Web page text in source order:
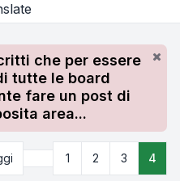
che per essere
tutte le board
fare un post di
area...
Precedente
1 2 3 4